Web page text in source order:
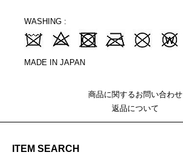
WASHING :
MADE IN JAPAN
商品に関するお問い合わせ
返品について
ITEM SEARCH